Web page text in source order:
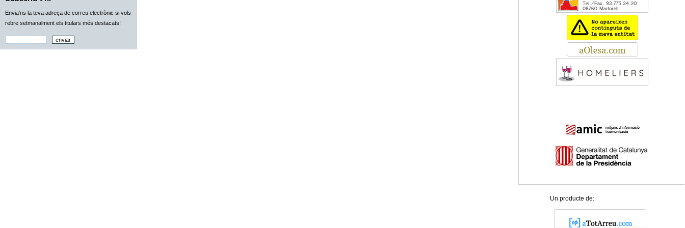
Envia'ns la teva adreça de correu electrònic si vols
rebre setmanalment els titulars més destacats!
Un producte de: